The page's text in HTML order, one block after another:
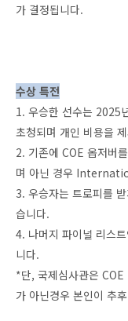
가 결정됩니다.
수상 특전
1. 우승한 선수는 2025
초청되며 개인 비용을
2. 기존에 COE 옵저
며 아닌 경우
3. 우승자는 트로피를
습니다.
4. 나머지 파이널 리스
니다.
*단, 국제심사관은
가 아닌경우 본인이 추